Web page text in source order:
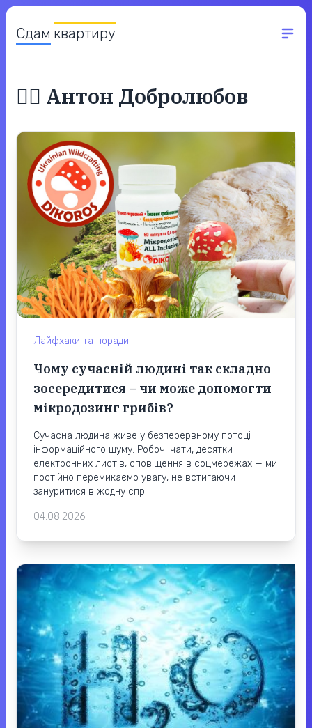
Сдам квартиру
✍🏻 Антон Добролюбов
Лайфхаки та поради
Чому сучасній людині так складно
зосередитися – чи може допомогти
мікродозинг грибів?
Сучасна людина живе у безперервному потоці
інформаційного шуму. Робочі чати, десятки
електронних листів, сповіщення в соцмережах — ми
постійно перемикаємо увагу, не встигаючи
зануритися в жодну спр...
04.08.2026